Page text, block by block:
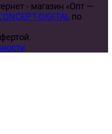
- магазин «Опт —
DIGITAL по